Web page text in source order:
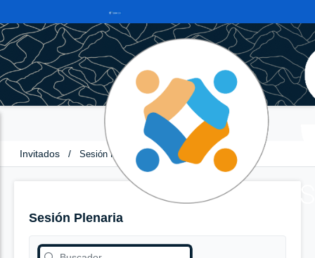
Invitados / Sesión Plenaria
Sesión Plenaria